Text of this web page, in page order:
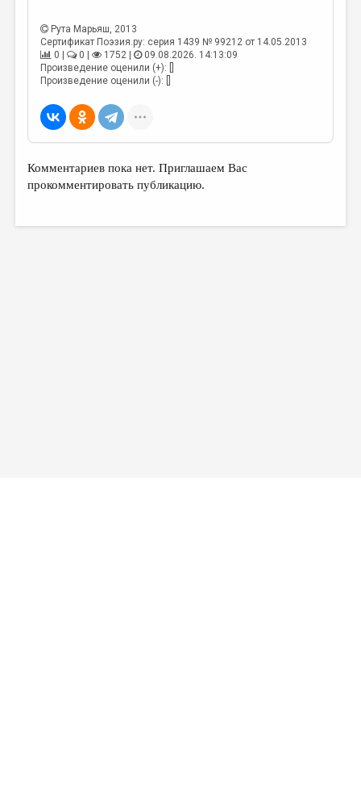
Рута Марьяш, 2013
Сертификат Поэзия.ру: серия 1439 № 99212 от 14.05.2013
0 |
0 | 1752 |
09.08.2026. 14:13:09
Произведение оценили (+): []
Произведение оценили (-): []
Комментариев пока нет. Приглашаем Вас
прокомментировать публикацию.